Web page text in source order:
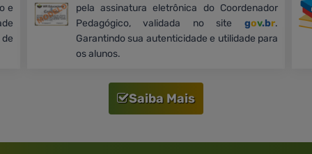
e
pela assinatura eletrônica do Coordenador
Pedagógico, validada no site gov.br.
Garantindo sua autenticidade e utilidade para
os alunos.
Saiba Mais